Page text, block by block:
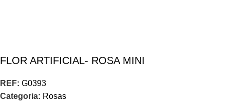
FLOR ARTIFICIAL- ROSA MINI
REF: G0393
Categoria: Rosas